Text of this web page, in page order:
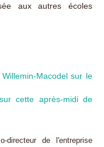
aux autres écoles
Macodel sur le
cette après-midi de
directeur de l'entreprise